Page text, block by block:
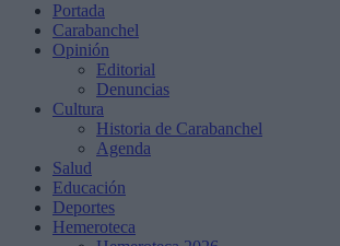
Portada
Carabanchel
Opinión
Editorial
Denuncias
Cultura
Historia de Carabanchel
Agenda
Salud
Educación
Deportes
Hemeroteca